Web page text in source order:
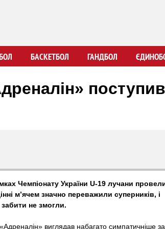
вмісту
БАСКЕТБОЛ ГАНДБОЛ
Чемпіонату України U-19 лучани
м’ячем значно переважили суперників, і
не змогли.
виглядав набагато симпатичніше за